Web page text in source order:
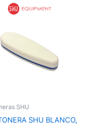
SHU
SHU BLANCO,